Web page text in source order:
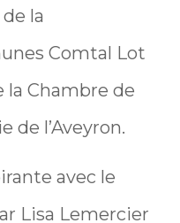
la
Comtal Lot
la Chambre de
de l’Aveyron.
avec le
Lisa Lemercier